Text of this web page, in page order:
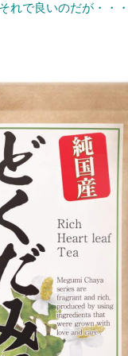
れで良いのだが・・